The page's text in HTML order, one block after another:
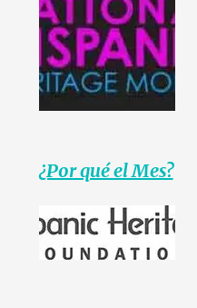
¿Por qué el Mes?